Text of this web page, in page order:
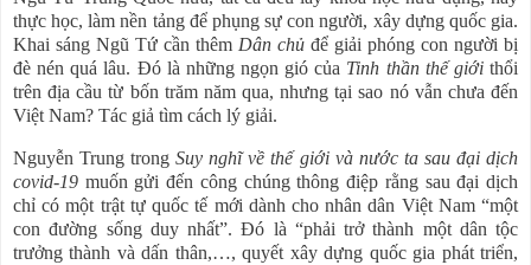
thực học, làm nền tảng để phụng sự con người, xây dựng quốc gia.
Khai sáng Ngũ Tứ cần thêm Dân chủ để giải phóng con người bị
đè nén quá lâu. Đó là những ngọn gió của Tinh thần thế giớithổi
trên địa cầu từ bốn trăm năm qua, nhưng tại sao nó vẫn chưa đến
Việt Nam? Tác giả tìm cách lý giải.
Nguyễn Trung trongSuy nghĩ về thế giới và nước ta sau đại dịch
covid-19 muốn gửi đến công chúng thông điệp rằng sau đại dịch
chỉ có một trật tự quốc tế mới dành cho nhân dân Việt Nam “một
con đường sống duy nhất”. Đó là “phải trở thành một dân tộc
trưởng thành và dấn thân,…, quyết xây dựng quốc gia phát triển,